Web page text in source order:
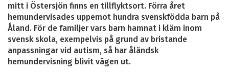
mitt i Östersjön finns en tillflyktsort. Förra året
hemundervisades uppemot hundra svenskfödda barn på
Åland. För de familjer vars barn hamnat i kläm inom
svensk skola, exempelvis på grund av bristande
anpassningar vid autism, så har åländsk
hemundervisning blivit vägen ut.